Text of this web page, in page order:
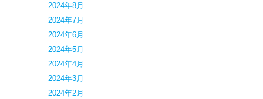
2024年8月
2024年7月
2024年6月
2024年5月
2024年4月
2024年3月
2024年2月